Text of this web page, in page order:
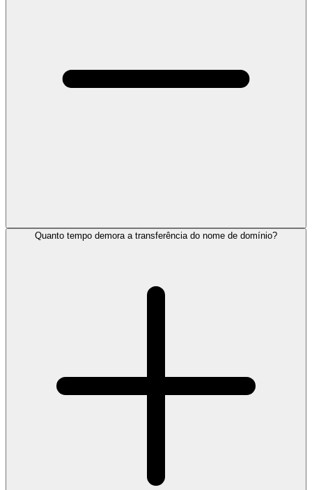
Quanto tempo demora a transferência do nome de domínio?